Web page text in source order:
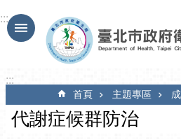
跳到主要內容區塊
:::
:::
首頁 主題專區
代謝症候群防治